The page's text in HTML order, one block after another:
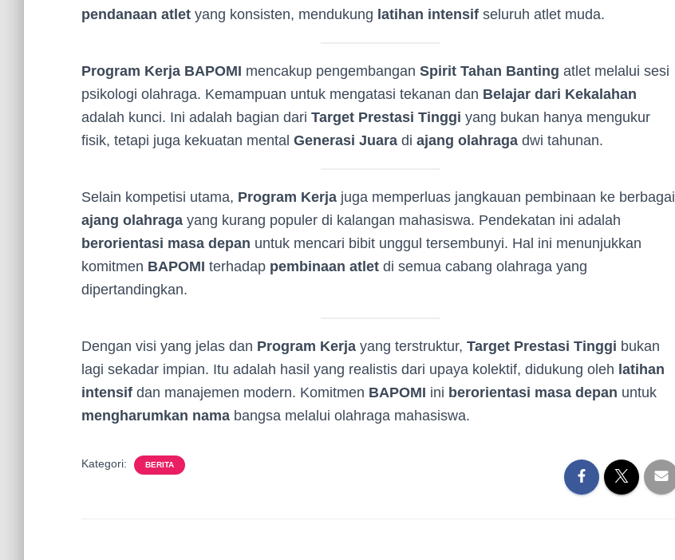
pendanaan atlet yang konsisten, mendukung latihan intensif seluruh atlet muda.
Program Kerja BAPOMI mencakup pengembangan Spirit Tahan Banting atlet melalui sesi
psikologi olahraga. Kemampuan untuk mengatasi tekanan dan Belajar dari Kekalahan
adalah kunci. Ini adalah bagian dari Target Prestasi Tinggi yang bukan hanya mengukur
fisik, tetapi juga kekuatan mental Generasi Juara di ajang olahraga dwi tahunan.
Selain kompetisi utama, Program Kerja juga memperluas jangkauan pembinaan ke berbagai
ajang olahraga yang kurang populer di kalangan mahasiswa. Pendekatan ini adalah
berorientasi masa depan untuk mencari bibit unggul tersembunyi. Hal ini menunjukkan
komitmen BAPOMI terhadap pembinaan atlet di semua cabang olahraga yang
dipertandingkan.
Dengan visi yang jelas dan Program Kerja yang terstruktur, Target Prestasi Tinggi bukan
lagi sekadar impian. Itu adalah hasil yang realistis dari upaya kolektif, didukung oleh latihan
intensif dan manajemen modern. Komitmen BAPOMI ini berorientasi masa depan untuk
mengharumkan nama bangsa melalui olahraga mahasiswa.
Kategori: BERITA